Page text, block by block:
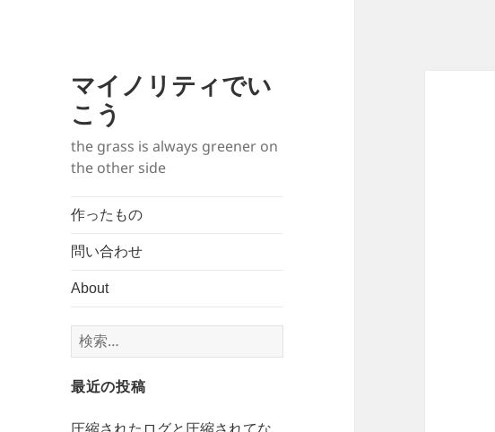
マイノリティでい
こう
the grass is always greener on
the other side
作ったもの
問い合わせ
About
検
索:
最近の投稿
圧縮されたログと圧縮されてな